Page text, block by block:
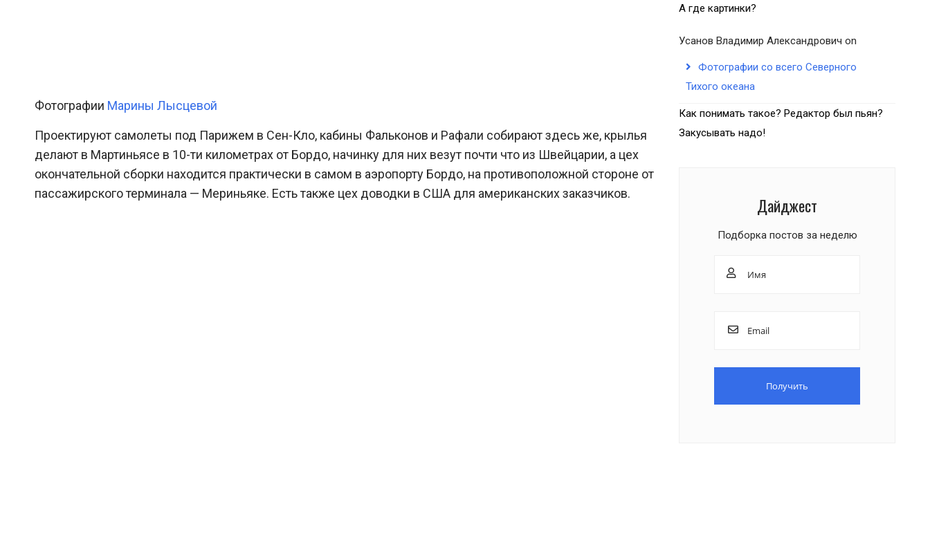
А где картинки?
Усанов Владимир Александрович on
Фотографии со всего Северного
Тихого океана
Как понимать такое? Редактор был пьян?
Закусывать надо!
Дайджест
Подборка постов за неделю
Фотографии Марины Лысцевой
Проектируют самолеты под Парижем в Сен-Кло, кабины Фальконов и Рафали собирают здесь же, крылья
делают в Мартиньясе в 10-ти километрах от Бордо, начинку для них везут почти что из Швейцарии, а цех
окончательной сборки находится практически в самом в аэропорту Бордо, на противоположной стороне от
пассажирского терминала — Мериньяке. Есть также цех доводки в США для американских заказчиков.